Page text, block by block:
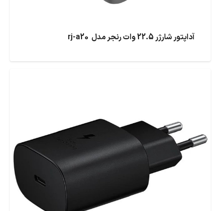
آداپتور شارژر 22.5 وات رنجر مدل rj-a20